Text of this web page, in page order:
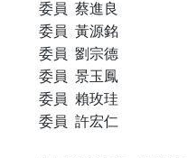
委員  蔡進良
委員  黃源銘
委員  劉宗德
委員  景玉鳳
委員  賴玫珪
委員  許宏仁